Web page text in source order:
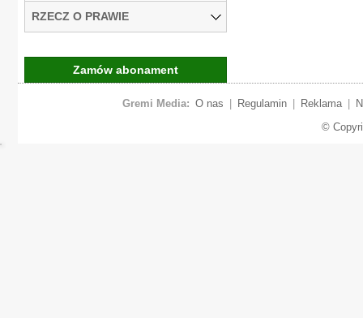
RZECZ O PRAWIE
Zamów abonament
Gremi Media: O nas Regulamin Reklama
©